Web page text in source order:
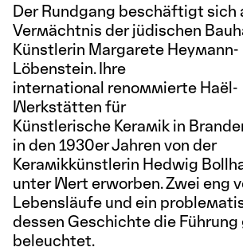
Der Rundgang beschäftigt sich
Vermächtnis der jüdischen
Künstlerin Margarete Heymann-
Löbenstein. Ihre
international renommierte Haël-
Werkstätten für
Künstlerische Keramik in
in den 1930er Jahren von der
Keramikkünstlerin Hedwig
unter Wert erworben. Zwei eng
Lebensläufe und ein
dessen Geschichte die Führung
beleuchtet.